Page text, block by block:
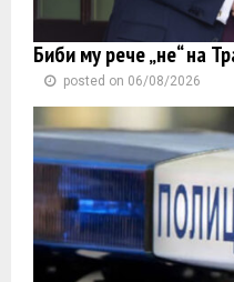
Биби му рече „не“ на
posted on 06/08/2026